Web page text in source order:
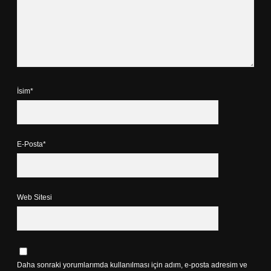
İsim*
E-Posta*
Web Sitesi
Daha sonraki yorumlarımda kullanılması için adım, e-posta adresim ve